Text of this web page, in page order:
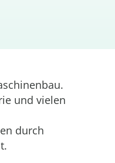
und vielen
durch